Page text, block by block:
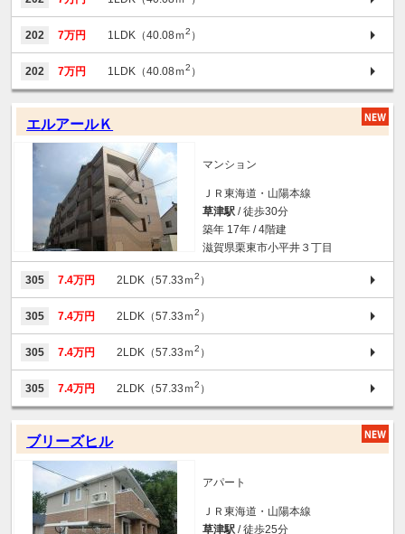
202 7万円 1LDK（40.08ｍ2 ）
202 7万円 1LDK（40.08ｍ2 ）
エルアールＫ
マンション
ＪＲ東海道・山陽本線
草津駅 / 徒歩30分
築年 17年 / 4階建
滋賀県栗東市小平井３丁目
305 7.4万円 2LDK（57.33ｍ2 ）
305 7.4万円 2LDK（57.33ｍ2 ）
305 7.4万円 2LDK（57.33ｍ2 ）
305 7.4万円 2LDK（57.33ｍ2 ）
ブリーズヒル
アパート
ＪＲ東海道・山陽本線
草津駅 / 徒歩25分